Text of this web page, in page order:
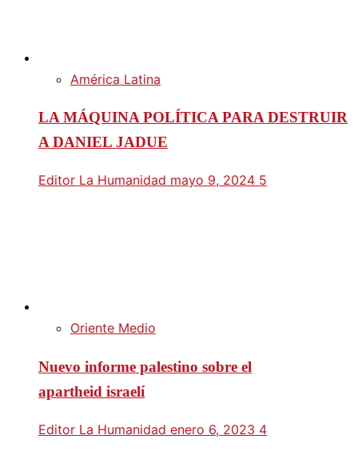
América Latina
LA MÁQUINA POLÍTICA PARA DESTRUIR
A DANIEL JADUE
Editor La Humanidad mayo 9, 2024 5
Oriente Medio
Nuevo informe palestino sobre el
apartheid israelí
Editor La Humanidad enero 6, 2023 4